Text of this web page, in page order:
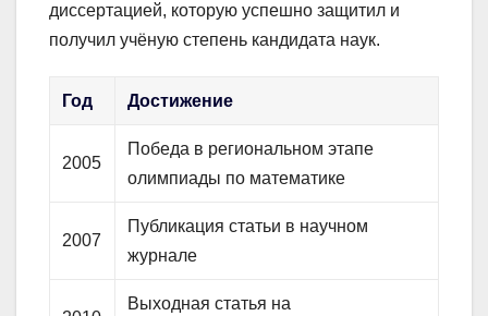
диссертацией, которую успешно защитил и
получил учёную степень кандидата наук.
Год Достижение
2005
Победа в региональном этапе
олимпиады по математике
2007
Публикация статьи в научном
журнале
Выходная статья на